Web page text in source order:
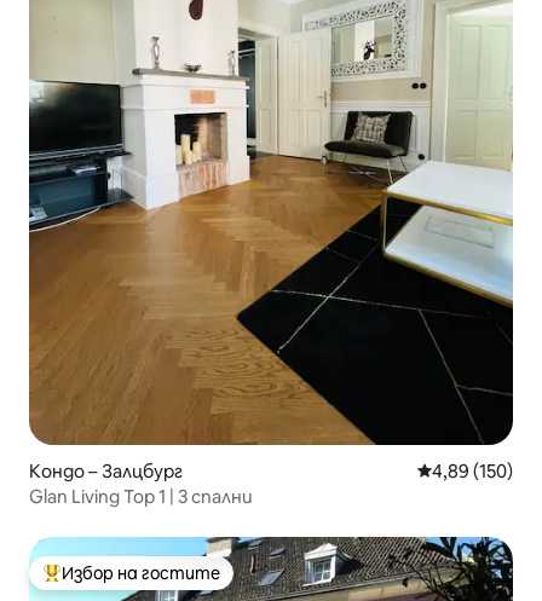
Кондо – Залцбург Средна
4,89 (150)
Glan Living Top 1 | 3 спални
Най-популярен избор на гостите
Избор на гостите